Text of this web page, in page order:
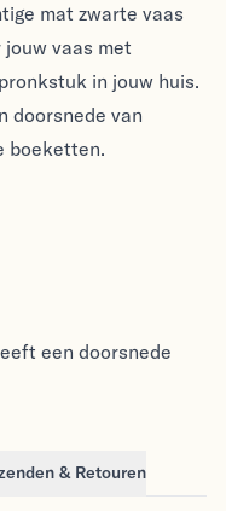
mat zwarte vaas
jouw vaas met
in jouw huis.
doorsnede van
boeketten.
een doorsnede
& Retouren